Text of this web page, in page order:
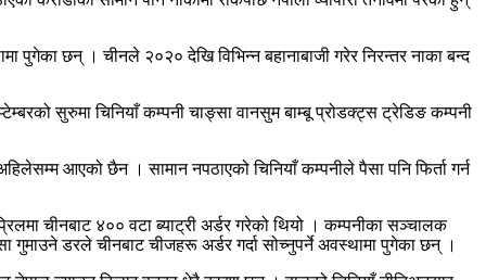
पुगेका छन् । चीनले २०२० देखि विभिन्न बहानाबाजी गरेर निरन्तर नाका बन्द
सुरुमा चिनियाँ कम्पनी चाङ्सा वानसुम बाम्बू प्रोडक्ट्स ट्रेडिङ कम्पनी
आएको छैन । सामान नपठाएको चिनियाँ कम्पनीले पैसा पनि फिर्ता गर्न
चीनबाट ४०० वटा ब्याट्री अर्डर गरेको थियो । कम्पनीका सञ्चालक
डरले चीनबाट चीजहरू अर्डर गर्दा सोच्नुपर्ने अवस्थामा पुगेका छन् ।